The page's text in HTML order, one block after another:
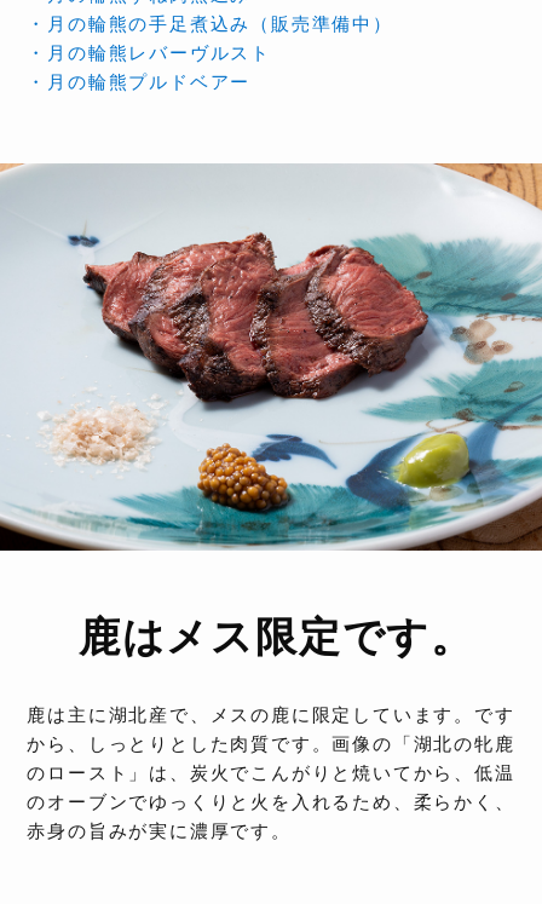
・月の輪熊の手足煮込み（販売準備中）
・月の輪熊レバーヴルスト
・月の輪熊プルドベアー
鹿はメス限定です。
鹿は主に湖北産で、メスの鹿に限定しています。です
から、しっとりとした肉質です。画像の「湖北の牝鹿
のロースト」は、炭火でこんがりと焼いてから、低温
のオーブンでゆっくりと火を入れるため、柔らかく、
赤身の旨みが実に濃厚です。